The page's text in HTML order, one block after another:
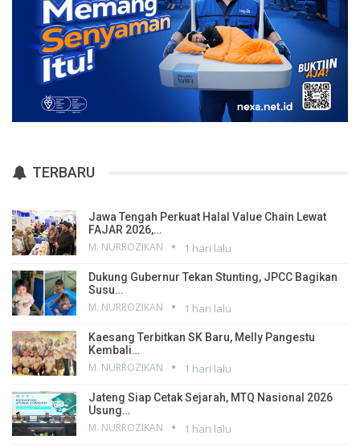
TERBARU
Jawa Tengah Perkuat Halal Value Chain Lewat
FAJAR 2026,…
M. NURROZIKAN 1 hari lalu
Dukung Gubernur Tekan Stunting, JPCC Bagikan
Susu…
M. NURROZIKAN 1 hari lalu
Kaesang Terbitkan SK Baru, Melly Pangestu
Kembali…
M. NURROZIKAN 1 hari lalu
Jateng Siap Cetak Sejarah, MTQ Nasional 2026
Usung…
M. NURROZIKAN 1 hari lalu